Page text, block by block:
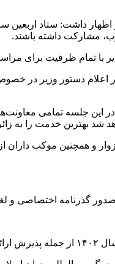
اظهار داشت: ستاد
مشارکت داشته باشند.
تمام ظرفیت برای
امسال هم منتظر اعلام
این جلسه تمامی
شد بهترین خدمت را به
گذرنامه اختصاصی و
داد.